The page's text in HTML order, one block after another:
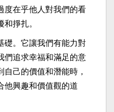
度在乎他人對我們的看
掙扎。
礎。它讓我們有能力對
們追求幸福和滿足的意
己的價值和潛能時，
他興趣和價值觀的道